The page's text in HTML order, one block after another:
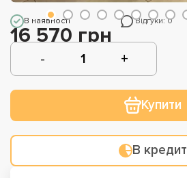
В наявності Відгуки: 0
16 570 грн
Купити
В кредит